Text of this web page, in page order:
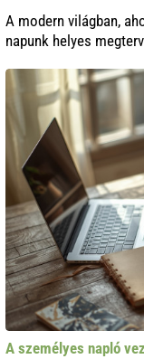
A modern világban,
napunk helyes
kötelezettségek
A személyes napló